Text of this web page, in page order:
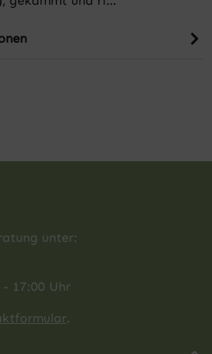
unter:
17:00 Uhr
.